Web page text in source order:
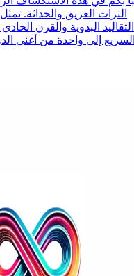
التراث العريق والحداثة.
التقاليد البدوية والقرن
إلى واحدة من أغنى